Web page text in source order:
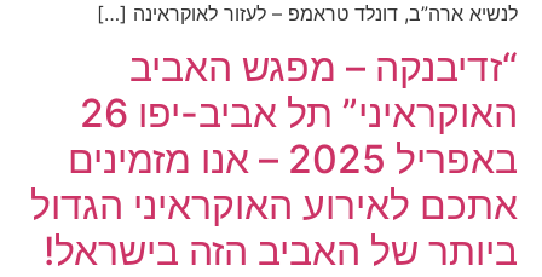
לנשיא ארה”ב, דונלד טראמפ – לעזור לאוקראינה […]
“זדיבנקה – מפגש האביב
האוקראיני” תל אביב-יפו 26
באפריל 2025 – אנו מזמינים
אתכם לאירוע האוקראיני הגדול
ביותר של האביב הזה בישראל!